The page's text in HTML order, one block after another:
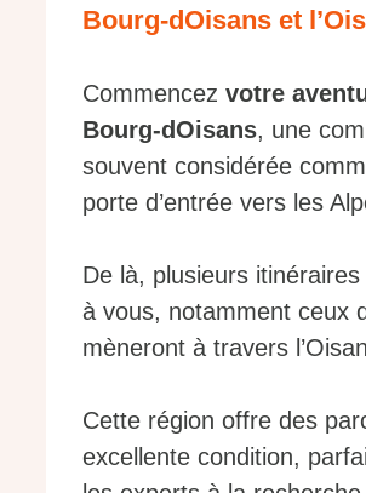
Bourg-dOisans et
Commencez votre
Bourg-dOisans, une
souvent considérée
porte d’entrée vers les
De là, plusieurs itinéraires
à vous, notamment ceux
mèneront à travers
Cette région offre des
excellente condition,